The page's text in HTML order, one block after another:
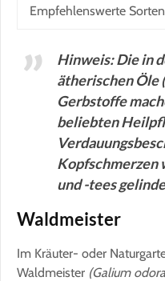
Empfehlenswerte Sorten
Hinweis: Die in
ätherischen Öle
Gerbstoffe
beliebten
Kopfschmerzen
und -tees
Waldmeister
Im Kräuter- oder
Waldmeister (Galium